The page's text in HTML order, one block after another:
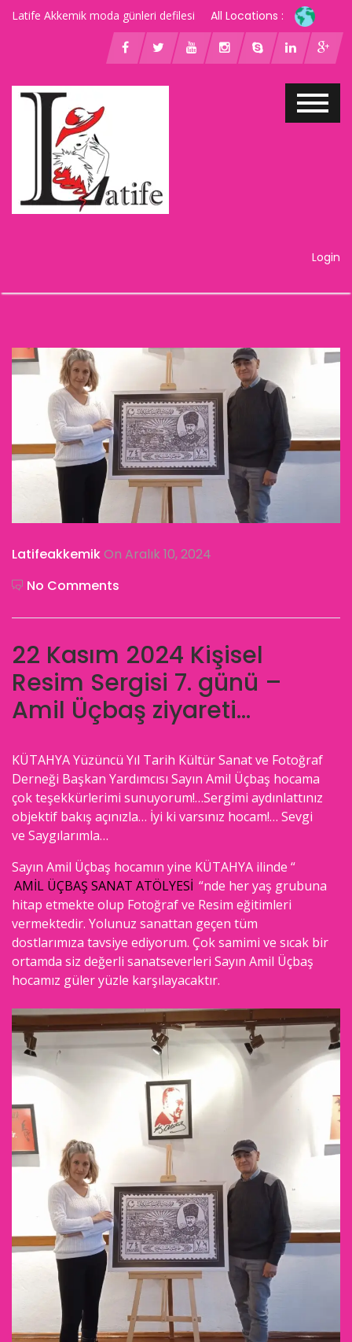
Latife Akkemik moda günleri defilesi All Locations :
Login
LatifeakkemikOn Aralık 10, 2024
No Comments
22 Kasım 2024 Kişisel
Resim Sergisi 7. günü –
Amil Üçbaş ziyareti…
KÜTAHYA Yüzüncü Yıl Tarih Kültür Sanat ve Fotoğraf
Derneği Başkan Yardımcısı Sayın Amil Üçbaş hocama
çok teşekkürlerimi sunuyorum!…Sergimi aydınlattınız
objektif bakış açınızla… İyi ki varsınız hocam!… Sevgi
ve Saygılarımla…
Sayın Amil Üçbaş hocamın yine KÜTAHYA ilinde “
AMİL ÜÇBAŞ SANAT ATÖLYESİ “nde her yaş grubuna
hitap etmekte olup Fotoğraf ve Resim eğitimleri
vermektedir. Yolunuz sanattan geçen tüm
dostlarımıza tavsiye ediyorum. Çok samimi ve sıcak bir
ortamda siz değerli sanatseverleri Sayın Amil Üçbaş
hocamız güler yüzle karşılayacaktır.